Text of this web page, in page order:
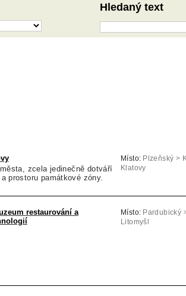
Hledaný text
zcela jedinečně dotváří
prostoru památkové zóny.
Místo: Plzeňský >
Klatovy
restaurování a
Místo: Pardubický
Litomyšl